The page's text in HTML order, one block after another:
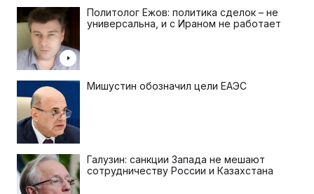
Политолог Ежов: политика сделок – не
универсальна, и с Ираном не работает
Мишустин обозначил цели ЕАЭС
Галузин: санкции Запада не мешают
сотрудничеству России и Казахстана